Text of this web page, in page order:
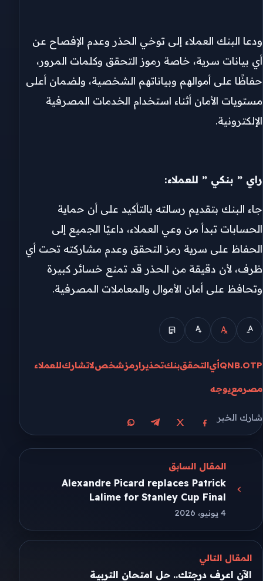
ودعا البنك العملاء إلى توخي الحذر وعدم الإفصاح عن
أي بيانات سرية، خاصة رموز التحقق وكلمات المرور،
حفاظًا على أموالهم وبياناتهم الشخصية، ولضمان أعلى
مستويات الأمان أثناء استخدام الخدمات المصرفية
الإلكترونية.
راي ” بنكي ” للعملاء:
جاء البنك بتقديم رسالته بالتأكيد على أن حماية
الحسابات تبدأ من وعي العملاء، داعيًا الجميع إلى
الحفاظ على سرية رمز التحقق وعدم مشاركته تحت أي
ظرف، لأن دقيقة من الحذر قد تمنع خسائر كبيرة
وتحافظ على أمان الأموال والمعاملات المصرفية.
OTP.
QNBأيالتحققبنكتحذيرارمزشخصلاتشاركللعملاء
مصرمعيوجه
شارك الخبر
مشاركة على فيسبوك
مشاركة على Xمشاركة على تيليجرام
مشاركة على واتساب
المقال السابق
Alexandre Picard replaces Patrick
Lalime for Stanley Cup Final
4 يونيو، 2026
المقال التالي
الآن اعرف درجتك.. حل امتحان التربية